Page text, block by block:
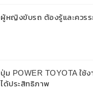
ผู้หญิงขับรถ ต้องรู้และควรร
ปุ่ม POWER TOYOTA ใช้ง
ได้ประสิทธิภาพ